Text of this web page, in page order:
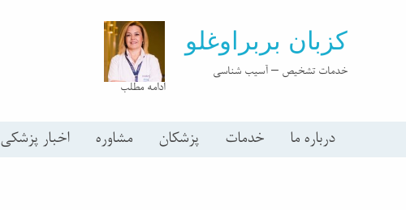
کزبان بربراوغلو
خدمات تشخیص – آسیب شناسی
ادامه مطلب
درباره ما خدمات پزشکان مشاوره اخبار پزشکی